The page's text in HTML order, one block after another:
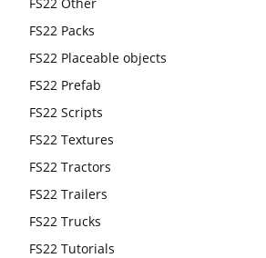
FS22 Packs
FS22 Placeable objects
FS22 Prefab
FS22 Scripts
FS22 Textures
FS22 Tractors
FS22 Trailers
FS22 Trucks
FS22 Tutorials